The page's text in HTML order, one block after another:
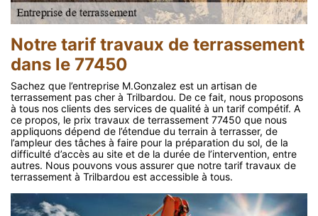
Notre tarif travaux de terrassement
dans le 77450
Sachez que l’entreprise M.Gonzalez est un artisan de
terrassement pas cher à Trilbardou. De ce fait, nous proposons
à tous nos clients des services de qualité à un tarif compétif. A
ce propos, le prix travaux de terrassement 77450 que nous
appliquons dépend de l’étendue du terrain à terrasser, de
l’ampleur des tâches à faire pour la préparation du sol, de la
difficulté d’accès au site et de la durée de l’intervention, entre
autres. Nous pouvons vous assurer que notre tarif travaux de
terrassement à Trilbardou est accessible à tous.